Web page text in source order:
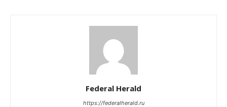
Federal Herald
https://federalherald.ru